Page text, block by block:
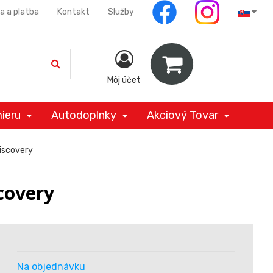
a platba Kontakt Služby
Môj účet
Autodoplnky Akciový Tovar
Na objednávku